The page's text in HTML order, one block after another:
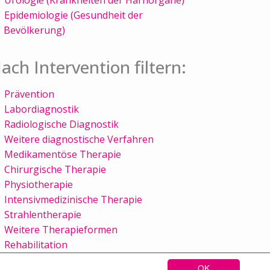
OK
Epidemiologie (Gesundheit der
Bevölkerung)
Intervention filtern:
Prävention
Labordiagnostik
Radiologische Diagnostik
Weitere diagnostische Verfahren
Medikamentöse Therapie
Chirurgische Therapie
Physiotherapie
Intensivmedizinische Therapie
Strahlentherapie
Weitere Therapieformen
Rehabilitation